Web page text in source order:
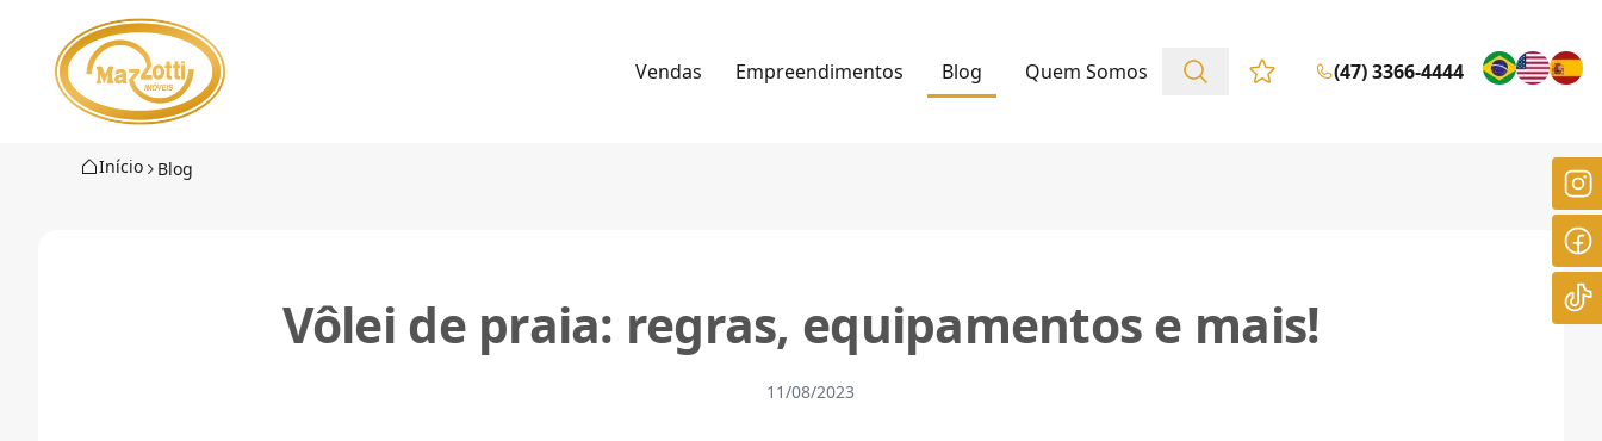
Vendas Empreendimentos Blog Quem Somos Favoritos (0 itens)
(47) 3366-4444
Início Blog
Vôlei de praia: regras, equipamentos e mais!
11/08/2023